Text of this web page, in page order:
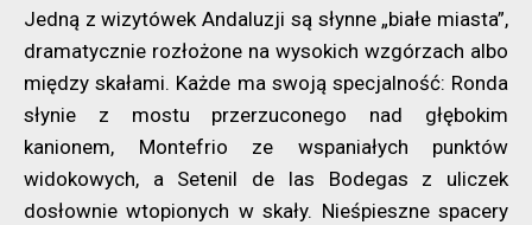
Jedną z wizytówek Andaluzji są słynne „białe miasta”,
dramatycznie rozłożone na wysokich wzgórzach albo
między skałami. Każde ma swoją specjalność: Ronda
słynie z mostu przerzuconego nad głębokim
kanionem, Montefrio ze wspaniałych punktów
widokowych, a Setenil de las Bodegas z uliczek
dosłownie wtopionych w skały. Nieśpieszne spacery